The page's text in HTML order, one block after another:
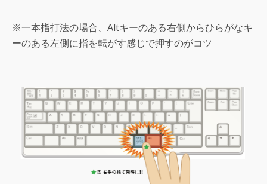
※一本指打法の場合、Altキーのある右側からひらがなキ
ーのある左側に指を転がす感じで押すのがコツ